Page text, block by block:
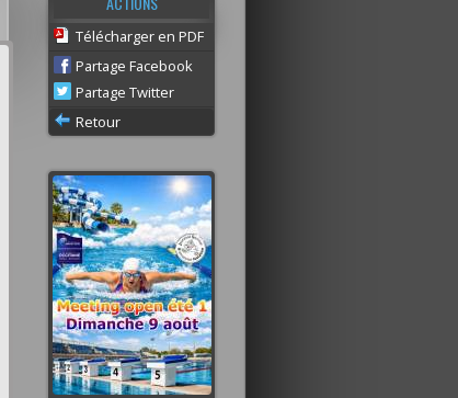
Télécharger en PDF
Partage Facebook
Partage Twitter
Retour